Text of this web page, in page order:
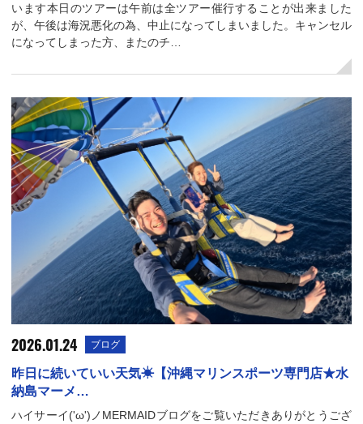
います本日のツアーは午前は全ツアー催行することが出来ました
が、午後は海況悪化の為、中止になってしまいました。キャンセル
になってしまった方、またのチ…
2026.01.24 ブログ
昨日に続いていい天気☀【沖縄マリンスポーツ専門店★水
納島マーメ…
ハイサーイ('ω')ノMERMAIDブログをご覧いただきありがとうござ